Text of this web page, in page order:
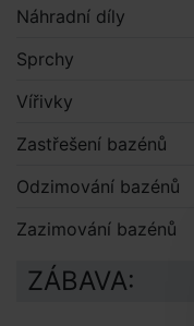
Náhradní díly
Sprchy
Vířivky
Zastřešení bazénů
Odzimování bazénů
Zazimování bazénů
ZÁBAVA: